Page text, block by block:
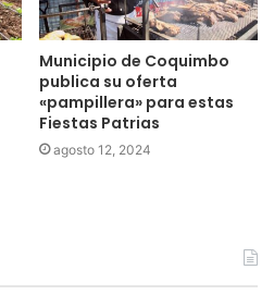
Municipio de Coquimbo
publica su oferta
«pampillera» para estas
Fiestas Patrias
agosto 12, 2024